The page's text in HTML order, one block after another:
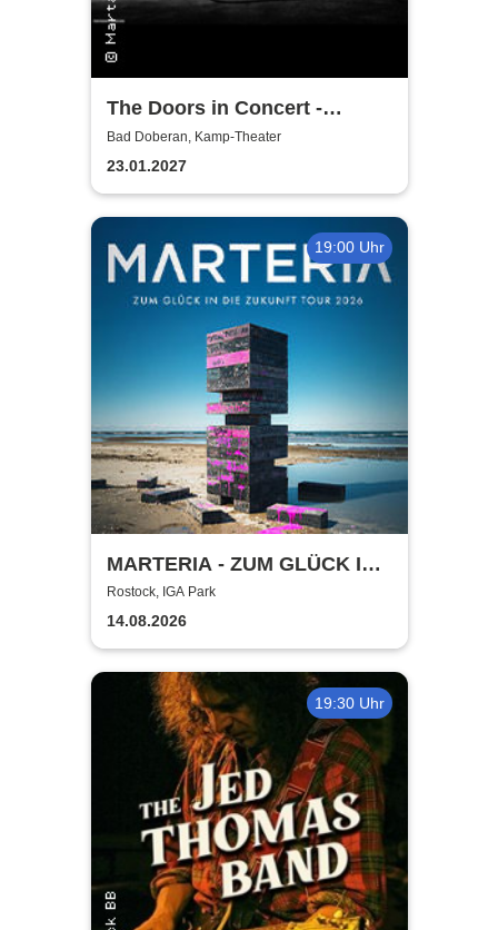
The Doors in Concert -
Authentic Tribute Band
Bad Doberan, Kamp-Theater
23.01.2027
19:00 Uhr
MARTERIA - ZUM GLÜCK IN
DIE ZUKUNFT TOUR 2026
Rostock, IGA Park
14.08.2026
19:30 Uhr